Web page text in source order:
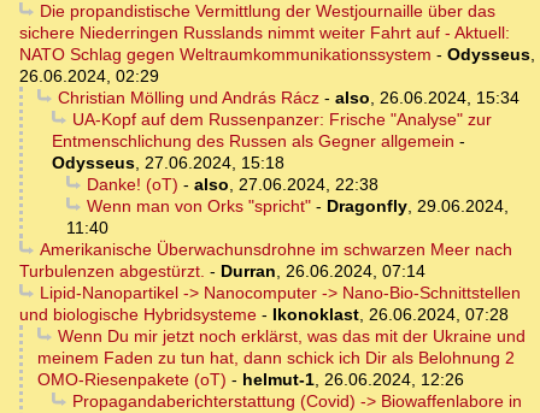
Die propandistische Vermittlung der Westjournaille über das
sichere Niederringen Russlands nimmt weiter Fahrt auf - Aktuell:
NATO Schlag gegen Weltraumkommunikationssystem - Odysseus,
26.06.2024, 02:29
Christian Mölling und András Rácz- also, 26.06.2024, 15:34
UA-Kopf auf dem Russenpanzer: Frische "Analyse" zur
Entmenschlichung des Russen als Gegner allgemein -
Odysseus, 27.06.2024, 15:18
Danke! (oT) - also, 27.06.2024, 22:38
Wenn man von Orks "spricht"- Dragonfly, 29.06.2024,
11:40
Amerikanische Überwachunsdrohne im schwarzen Meer nach
Turbulenzen abgestürzt. - Durran, 26.06.2024, 07:14
Lipid-Nanopartikel -> Nanocomputer -> Nano-Bio-Schnittstellen
und biologische Hybridsysteme - Ikonoklast, 26.06.2024, 07:28
Wenn Du mir jetzt noch erklärst, was das mit der Ukraine und
meinem Faden zu tun hat, dann schick ich Dir als Belohnung 2
OMO-Riesenpakete (oT) - helmut-1, 26.06.2024, 12:26
Propagandaberichterstattung (Covid) -> Biowaffenlabore in